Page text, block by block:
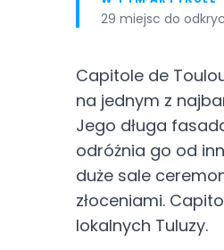
29 miejsc do
Capitole de
na jednym z
Jego długa
odróżnia go od
duże sale
złoceniami.
lokalnych Tuluzy.